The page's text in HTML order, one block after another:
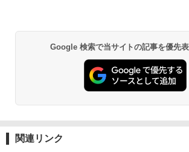
PYKES PEAK (パイクス
ト プライバシー テント
人用 折りたたみ 防災グ
ーチ ピクニック ポップ
易 トイレテント (ブラック
GRANDOOR ステンレス
コンパクト 保冷力長持ち
￥2,980
DEWEL パラソル 大型 ビ
Google 検索で当サイトの記事を優先
関連リンク